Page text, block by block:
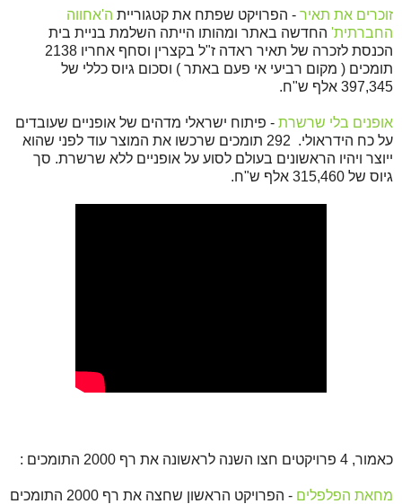
זוכרים את תאיר - הפרויקט שפתח את קטגוריית ה'אחווה
החברתית' החדשה באתר ומהותו הייתה השלמת בניית בית
הכנסת לזכרה של תאיר ראדה ז"ל בקצרין וסחף אחריו 2138
תומכים ( מקום רביעי אי פעם באתר ) וסכום גיוס כללי של
397,345 אלף ש"ח.
אופנים בלי שרשרת - פיתוח ישראלי מדהים של אופניים שעובדים
על כח הידראולי. 292 תומכים שרכשו את המוצר עוד לפני שהוא
ייוצר ויהיו הראשונים בעולם לסוע על אופניים ללא שרשרת. סך
גיוס של 315,460 אלף ש"ח.
כאמור, 4 פרויקטים חצו השנה לראשונה את רף 2000 התומכים :
מחאת הפלפלים
- הפרויקט הראשון שחצה את רף 2000 התומכים